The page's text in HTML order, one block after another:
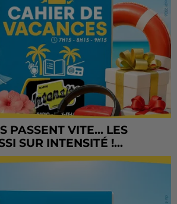
PASSENT VITE... LES
SUR INTENSITÉ !...